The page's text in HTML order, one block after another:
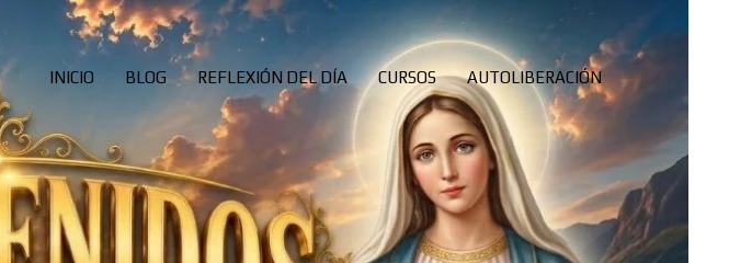
INICIO BLOG REFLEXIÓN DEL DÍA CURSOS AUTOLIBERACIÓN